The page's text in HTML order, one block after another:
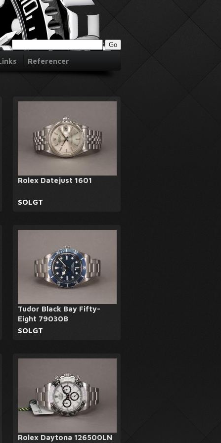
Referencer
Rolex Datejust 1601
SOLGT
Tudor Black Bay Fifty-
Eight 79030B
SOLGT
Rolex Daytona 126500LN